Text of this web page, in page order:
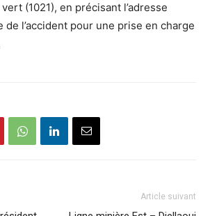
(1021), en précisant l’adresse
de l’accident pour une prise en charge
Article suivant